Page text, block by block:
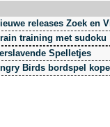
releases Zoek en
training met sudoku
Spelletjes
Birds bordspel